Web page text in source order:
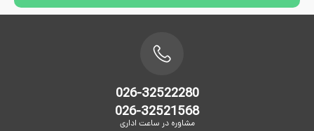
026-32522280
026-32521568
مشاوره در ساعت اداری